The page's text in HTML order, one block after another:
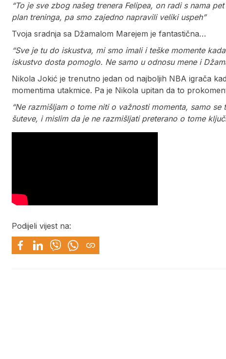
“To je sve zbog našeg trenera Felipea, on radi s nama
plan treninga, pa smo zajedno napravili veliki uspeh”
Tvoja sradnja sa Džamalom Marejem je fantastična…
“Sve je tu do iskustva, mi smo imali i teške momente
iskustvo dosta pomoglo. Ne samo u odnosu mene i
Nikola Jokić je trenutno jedan od najboljih NBA igrača
momentima utakmice. Pa je Nikola upitan da to
“Ne razmišljam o tome niti o važnosti momenta, samo
šuteve, i mislim da je ne razmišljati preterano o tome
Podijeli vijest na: